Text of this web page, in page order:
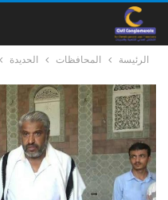
الرئيسة المحافظات الحديدة